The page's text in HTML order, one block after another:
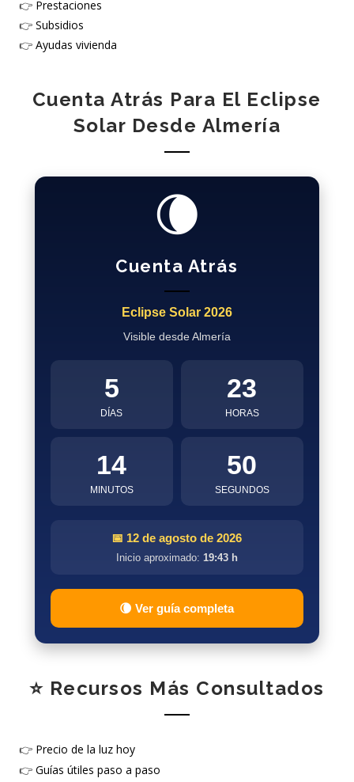
👉 Prestaciones
👉 Subsidios
👉 Ayudas vivienda
Cuenta Atrás Para El Eclipse
Solar Desde Almería
🌘
Cuenta Atrás
Eclipse Solar 2026
Visible desde Almería
5
DÍAS
23
HORAS
14
MINUTOS
50
SEGUNDOS
📅 12 de agosto de 2026
Inicio aproximado: 19:43 h
🌘 Ver guía completa
⭐ Recursos Más Consultados
👉 Precio de la luz hoy
👉 Guías útiles paso a paso